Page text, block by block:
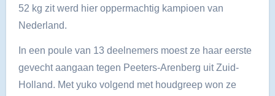
52 kg zit werd hier oppermachtig kampioen van
Nederland.
In een poule van 13 deelnemers moest ze haar eerste
gevecht aangaan tegen Peeters-Arenberg uit Zuid-
Holland. Met yuko volgend met houdgreep won ze